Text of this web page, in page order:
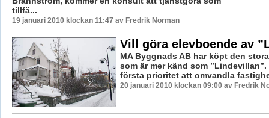
tillfä...
19 januari 2010 klockan 11:47 av Fredrik Norman
Vill göra elevboende av
MA Byggnads AB har köpt den
som är mer känd som ”Lindevillan”.
första prioritet att omvandla
20 januari 2010 klockan 09:00 av Fredrik